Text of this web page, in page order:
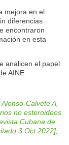
mejora en el
diferencias
encontraron
en esta
analicen el papel
AINE.
Calvete A,
no esteroideos
Cubana de
3 Oct 2022];